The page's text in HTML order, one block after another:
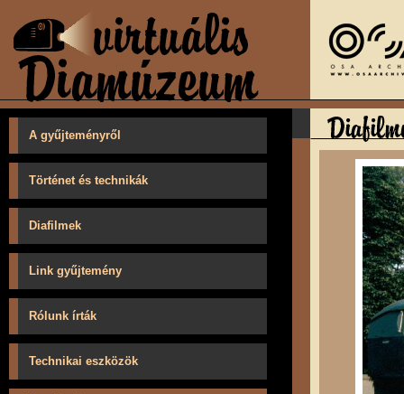
A gyűjteményről
Történet és technikák
Diafilmek
Link gyűjtemény
Rólunk írták
Technikai eszközök